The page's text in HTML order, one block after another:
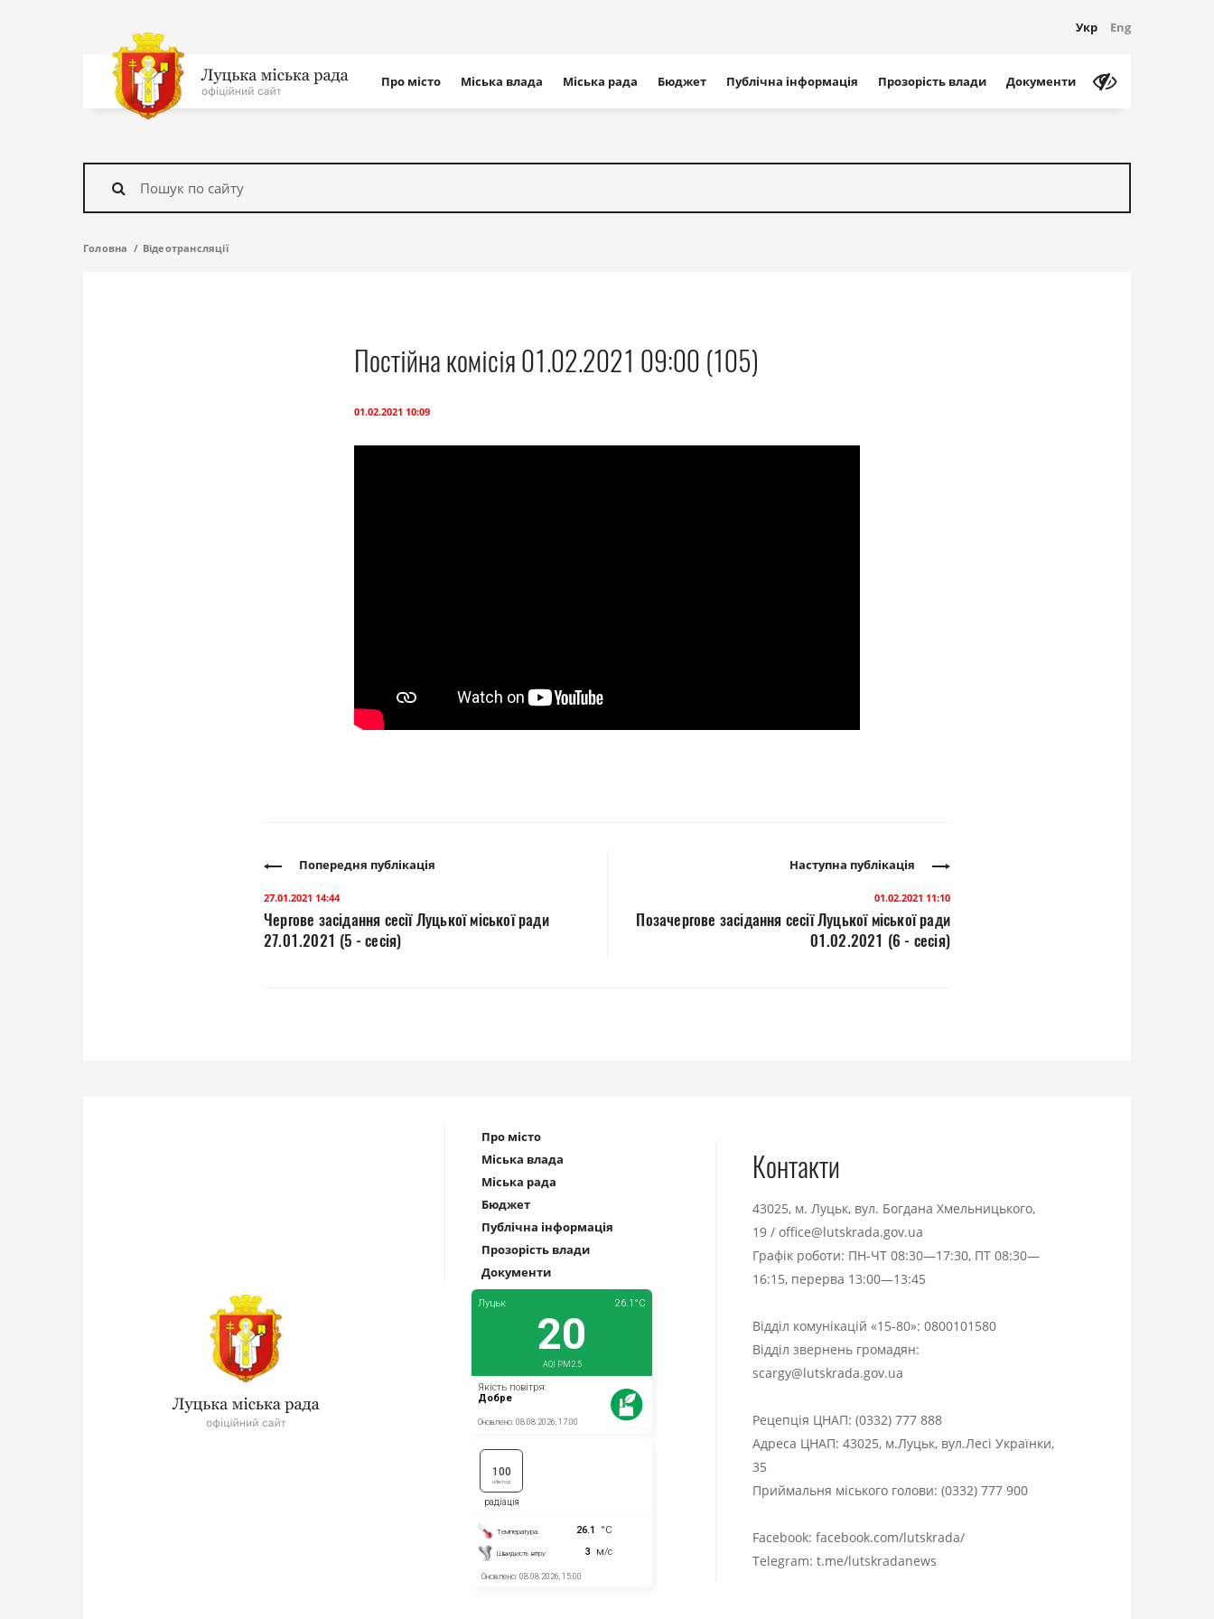
Укр Eng
На
головну
сайту
Про місто Міська влада Міська рада Бюджет Публічна інформація Прозорість влади Документи
Знайти
Головна Відеотрансляції
Постійна комісія 01.02.2021 09:00 (105)
01.02.2021 10:09
Попередня публікація
27.01.2021 14:44
Чергове засідання сесії Луцької міської ради
27.01.2021 (5 - сесія)
Наступна публікація
01.02.2021 11:10
Позачергове засідання сесії Луцької міської ради
01.02.2021 (6 - сесія)
Про місто
Міська влада
Міська рада
Бюджет
Публічна інформація
Прозорість влади
Документи
Контакти
43025, м. Луцьк, вул. Богдана Хмельницького,
19 / office@lutskrada.gov.ua
Графік роботи: ПН-ЧТ 08:30—17:30, ПТ 08:30—
16:15, перерва 13:00—13:45
Відділ комунікацій «15-80»: 0800101580
Відділ звернень громадян:
scargy@lutskrada.gov.ua
Рецепція ЦНАП: (0332) 777 888
Адреса ЦНАП: 43025, м.Луцьк, вул.Лесі Українки,
35
Приймальня міського голови: (0332) 777 900
Facebook: facebook.com/lutskrada/
Telegram: t.me/lutskradanews